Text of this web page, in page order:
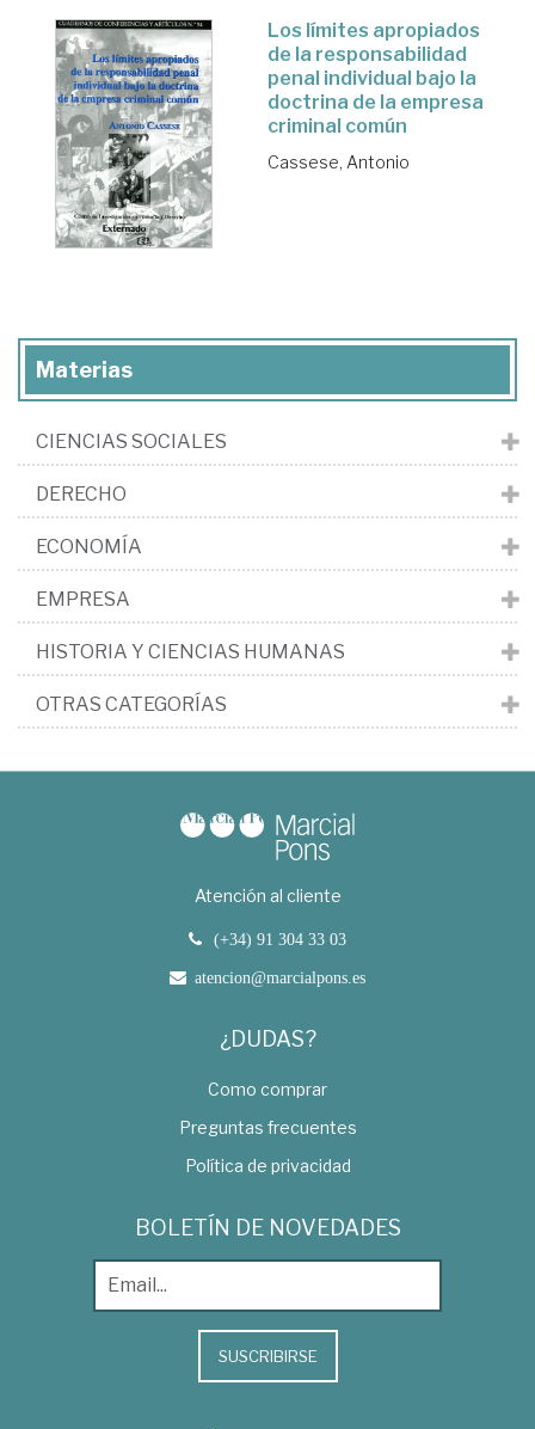
Los límites apropiados
de la responsabilidad
penal individual bajo la
doctrina de la empresa
criminal común
Cassese, Antonio
Materias
CIENCIAS SOCIALES
DERECHO
ECONOMÍA
EMPRESA
HISTORIA Y CIENCIAS HUMANAS
OTRAS CATEGORÍAS
Atención al cliente
(+34) 91 304 33 03
atencion@marcialpons.es
¿DUDAS?
Como comprar
Preguntas frecuentes
Política de privacidad
BOLETÍN DE NOVEDADES
SUSCRIBIRSE